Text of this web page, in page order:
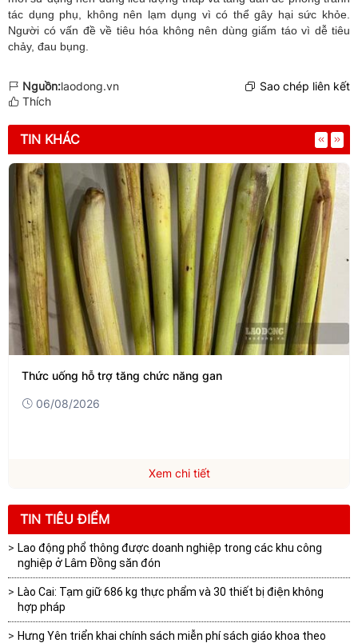
tác dụng phụ, không nên lạm dụng vì có thể gây hại sức khỏe.
Người có vấn đề về tiêu hóa không nên dùng giấm táo vì dễ tiêu
chảy, đau bụng.
Nguồn:laodong.vn
Sao chép liên kết
Thích
TIN KHÁC
Thức uống hỗ trợ tăng chức năng gan
06/08/2026
Xem chi tiết
TIN TIÊU ĐIỂM
Lao động phổ thông được doanh nghiệp trong các khu công
nghiệp ở Lâm Đồng săn đón
Lào Cai: Tạm giữ 686 kg thực phẩm và 30 thiết bị điện không
hợp pháp
Hưng Yên triển khai chính sách miễn phí sách giáo khoa theo